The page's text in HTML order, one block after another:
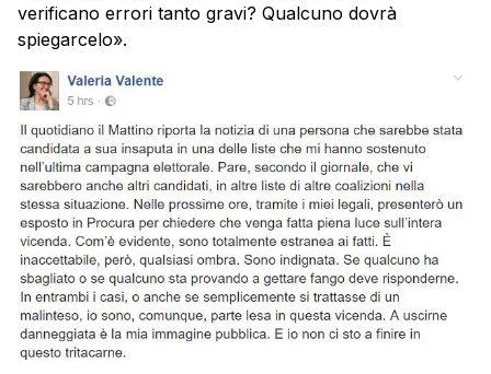
verificano errori tanto gravi? Qualcuno dovrà
spiegarcelo».